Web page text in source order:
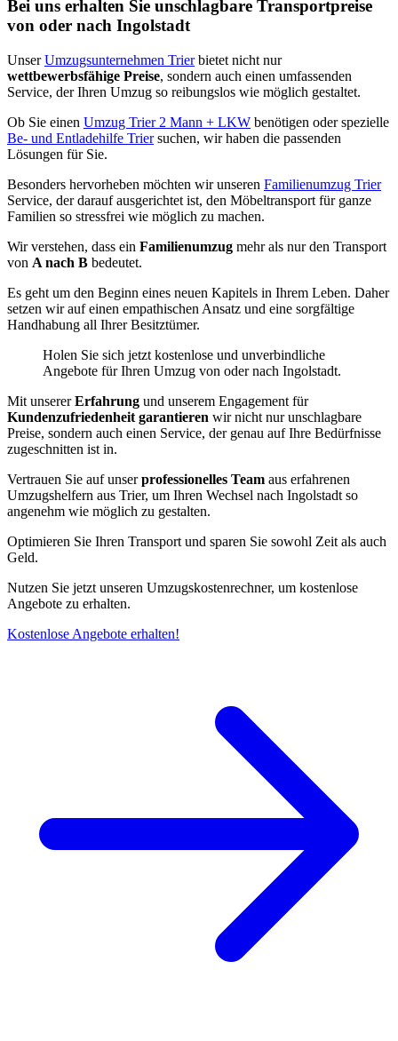
Bei uns erhalten Sie unschlagbare Transportpreise
von oder nach Ingolstadt
UnserUmzugsunternehmen Trierbietet nicht nur
wettbewerbsfähige Preise, sondern auch einen umfassenden
Service, der Ihren Umzug so reibungslos wie möglich gestaltet.
Ob Sie einen Umzug Trier 2 Mann + LKW benötigen oder spezielle
Be- und Entladehilfe Triersuchen, wir haben die passenden
Lösungen für Sie.
Besonders hervorheben möchten wir unseren Familienumzug Trier
Service, der darauf ausgerichtet ist, den Möbeltransport für ganze
Familien so stressfrei wie möglich zu machen.
Wir verstehen, dass ein Familienumzug mehr als nur den Transport
von A nach B bedeutet.
Es geht um den Beginn eines neuen Kapitels in Ihrem Leben. Daher
setzen wir auf einen empathischen Ansatz und eine sorgfältige
Handhabung all Ihrer Besitztümer.
Holen Sie sich jetzt kostenlose und unverbindliche
Angebote für Ihren Umzug von oder nach Ingolstadt.
Mit unsererErfahrung und unserem Engagement für
Kundenzufriedenheit garantieren wir nicht nur unschlagbare
Preise, sondern auch einen Service, der genau auf Ihre Bedürfnisse
zugeschnitten ist in.
Vertrauen Sie auf unserprofessionelles Team aus erfahrenen
Umzugshelfern aus Trier, um Ihren Wechsel nach Ingolstadt so
angenehm wie möglich zu gestalten.
Optimieren Sie Ihren Transport und sparen Sie sowohl Zeit als auch
Geld.
Nutzen Sie jetzt unseren Umzugskostenrechner, um kostenlose
Angebote zu erhalten.
Kostenlose Angebote erhalten!